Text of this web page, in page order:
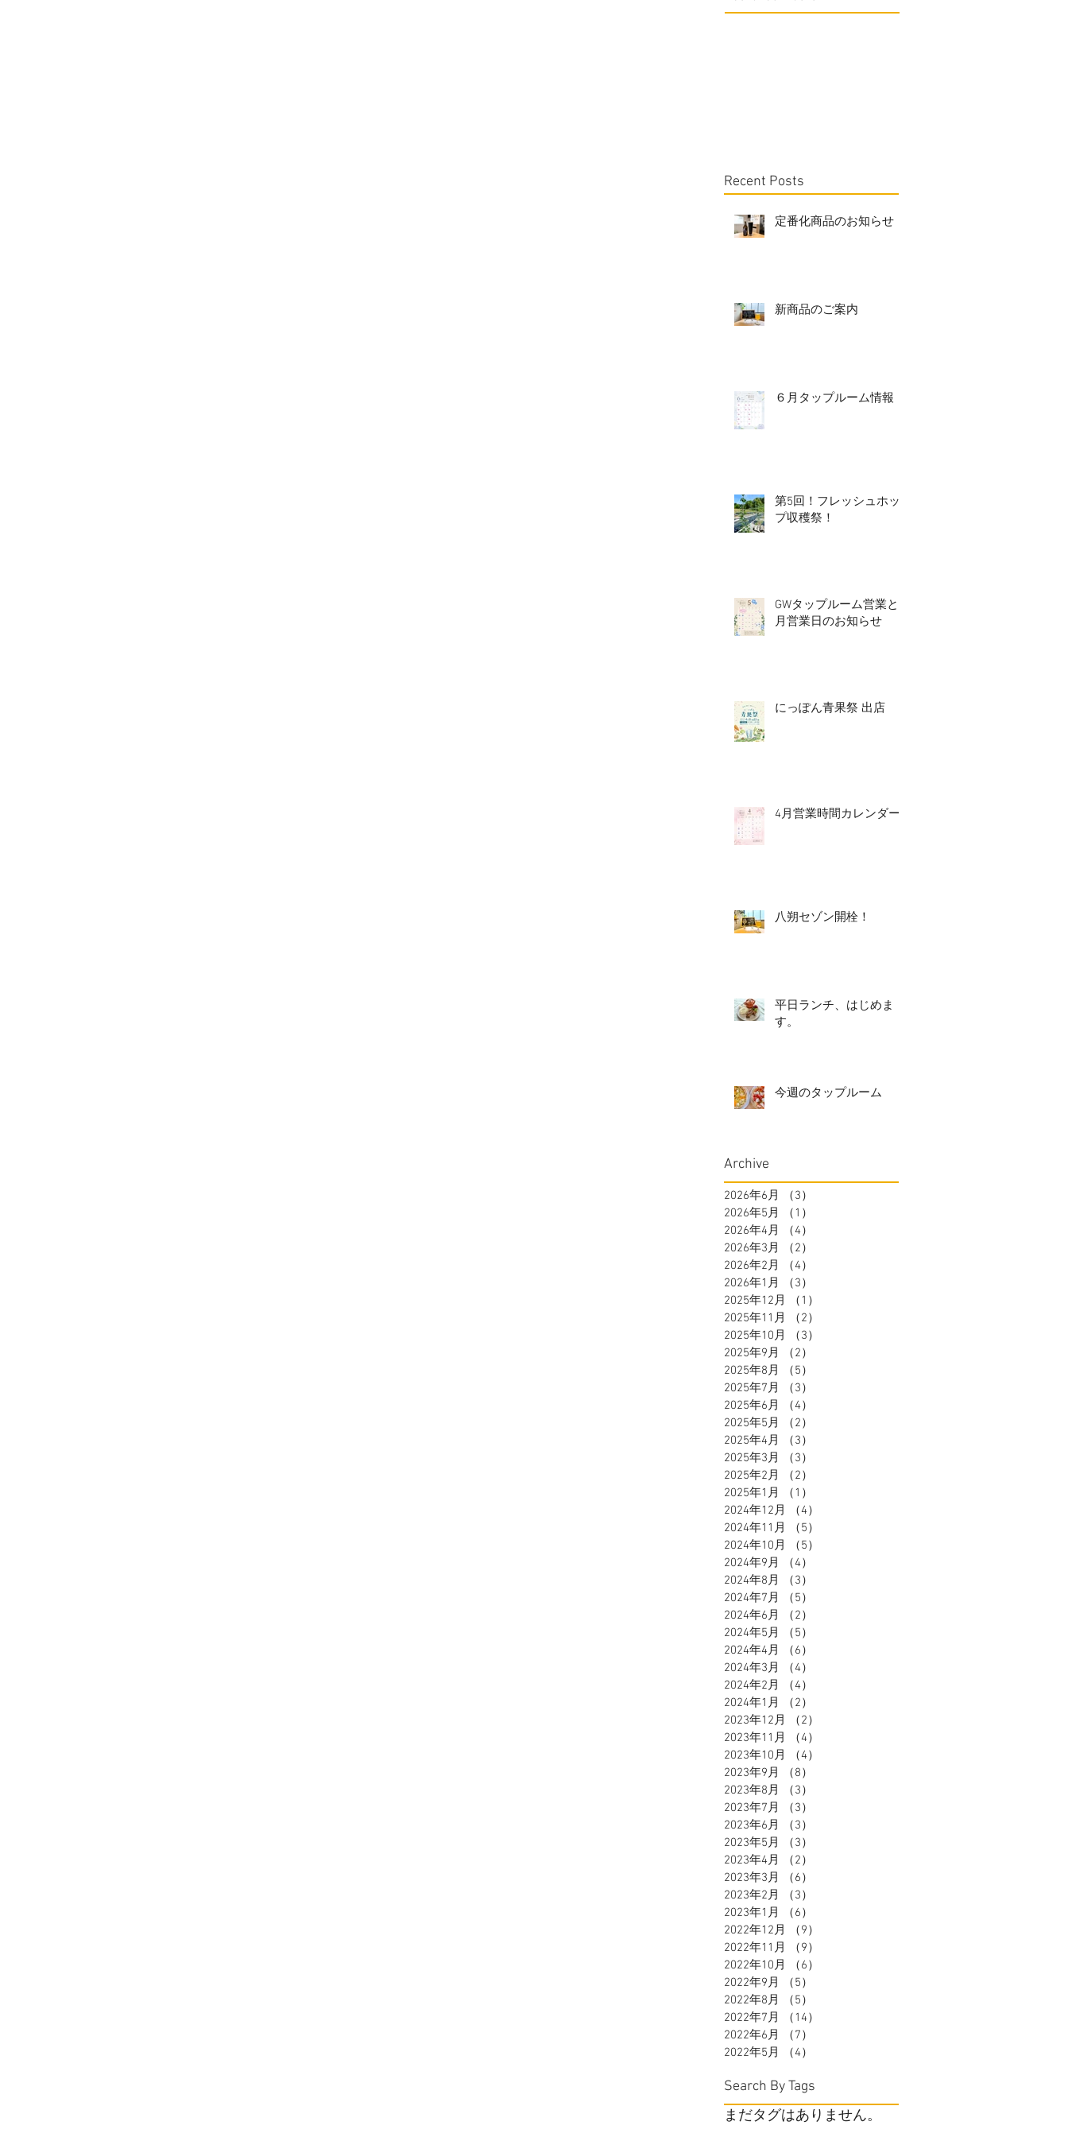
Recent Posts
定番化商品のお知らせ
新商品のご案内
６月タップルーム情報
第5回！フレッシュホッ
プ収穫祭！
GWタップルーム営業と5
月営業日のお知らせ
にっぽん青果祭 出店
4月営業時間カレンダー
八朔セゾン開栓！
平日ランチ、はじめま
す。
今週のタップルーム
Archive
2026年6月 （3）
2026年5月
（1）
2026年4月
（4）
2026年3月
（2）
2026年2月
（4）
2026年1月
（3）
2025年12月
（1）
2025年11月
（2）
2025年10月
（3）
2025年9月
（2）
2025年8月
（5）
2025年7月
（3）
2025年6月
（4）
2025年5月
（2）
2025年4月
（3）
2025年3月
（3）
2025年2月
（2）
2025年1月
（1）
2024年12月
（4）
2024年11月
（5）
2024年10月
（5）
2024年9月
（4）
2024年8月
（3）
2024年7月
（5）
2024年6月
（2）
2024年5月
（5）
2024年4月
（6）
2024年3月
（4）
2024年2月
（4）
2024年1月
（2）
2023年12月
（2）
2023年11月
（4）
2023年10月
（4）
2023年9月
（8）
2023年8月
（3）
2023年7月
（3）
2023年6月
（3）
2023年5月
（3）
2023年4月
（2）
2023年3月
（6）
2023年2月
（3）
2023年1月
（6）
2022年12月
（9）
2022年11月
（9）
2022年10月
（6）
2022年9月
（5）
2022年8月
（5）
2022年7月
（14）
2022年6月
（7）
2022年5月
（4）
Search By Tags
まだタグはありません。